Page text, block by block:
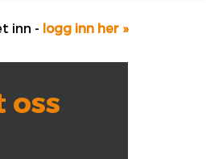
inn - logg inn her »
oss